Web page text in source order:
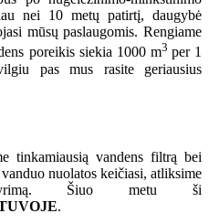
nei 10 metų patirtį, daugybė
mūsų paslaugomis. Rengiame
poreikis siekia 1000 m3 per 1
pas mus rasite geriausius
tinkamiausią vandens filtrą bei
nuolatos keičiasi, atliksime
tyrimą. Šiuo metu ši
.